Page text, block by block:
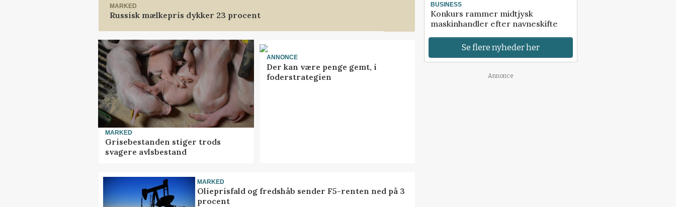
MARKED
Russisk mælkepris dykker 23 procent
MARKED
Grisebestanden stiger trods
svagere avlsbestand
ANNONCE
Der kan være penge gemt, i
foderstrategien
MARKED
Olieprisfald og fredshåb sender F5-renten ned på 3
procent
BUSINESS
Konkurs rammer midtjysk
maskinhandler efter navneskifte
Se flere nyheder her
Annonce